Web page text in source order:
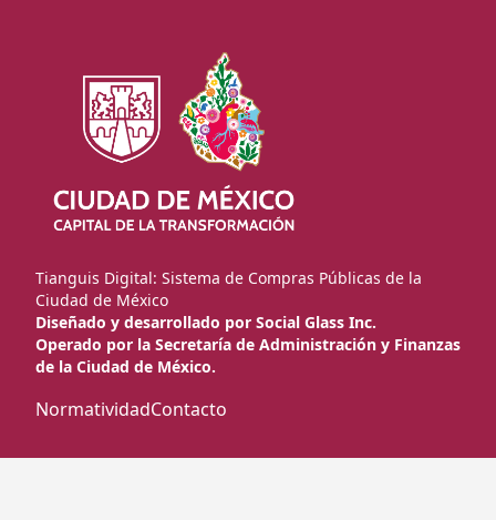
Tianguis Digital: Sistema de Compras Públicas de la
Ciudad de México
Diseñado y desarrollado por Social Glass Inc.
Operado por la Secretaría de Administración y Finanzas
de la Ciudad de México.
NormatividadContacto